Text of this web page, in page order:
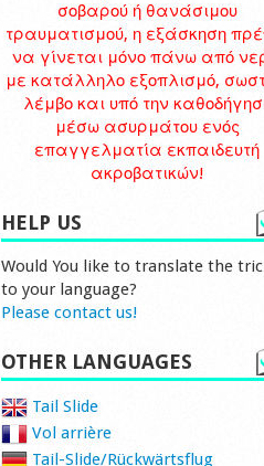
σοβαρού ή θανάσιμου
τραυματισμού, η εξάσκηση
να γίνεται μόνο πάνω από
με κατάλληλο εξοπλισμό,
λέμβο και υπό την
μέσω ασυρμάτου ενός
επαγγελματία εκπαιδευτή
ακροβατικών!
HELP US
Would You like to translate the
to your language?
Please contact us!
OTHER LANGUAGES
Tail Slide
Vol arrière
Tail-Slide/Rückwärtsflug